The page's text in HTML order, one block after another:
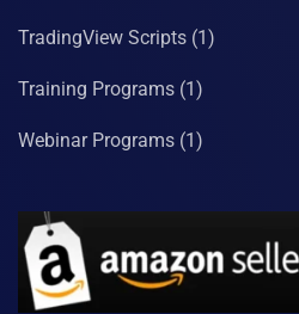
TradingView Scripts (1)
Training Programs (1)
Webinar Programs (1)